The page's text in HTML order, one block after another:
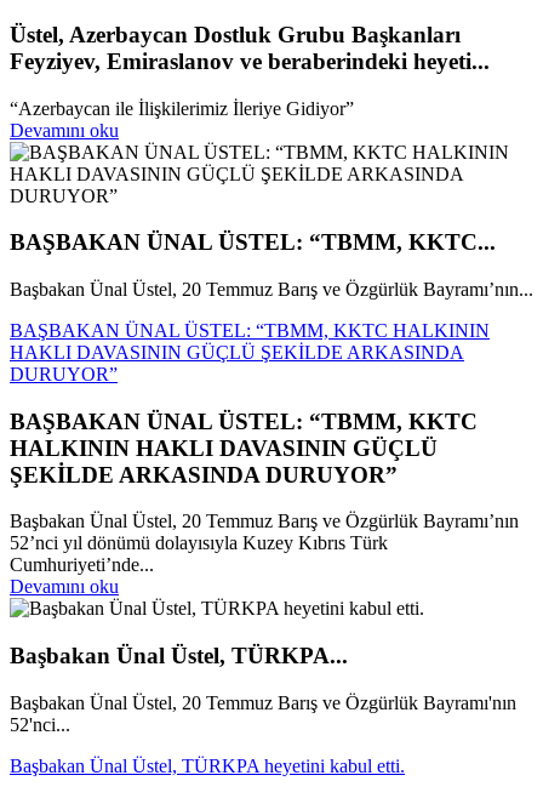
Üstel, Azerbaycan Dostluk Grubu Başkanları
Feyziyev, Emiraslanov ve beraberindeki heyeti...
“Azerbaycan ile İlişkilerimiz İleriye Gidiyor”
Devamını oku
BAŞBAKAN ÜNAL ÜSTEL: “TBMM, KKTC...
Başbakan Ünal Üstel, 20 Temmuz Barış ve Özgürlük Bayramı’nın...
BAŞBAKAN ÜNAL ÜSTEL: “TBMM, KKTC HALKININ
HAKLI DAVASININ GÜÇLÜ ŞEKİLDE ARKASINDA
DURUYOR”
BAŞBAKAN ÜNAL ÜSTEL: “TBMM, KKTC
HALKININ HAKLI DAVASININ GÜÇLÜ
ŞEKİLDE ARKASINDA DURUYOR”
Başbakan Ünal Üstel, 20 Temmuz Barış ve Özgürlük Bayramı’nın
52’nci yıl dönümü dolayısıyla Kuzey Kıbrıs Türk
Cumhuriyeti’nde...
Devamını oku
Başbakan Ünal Üstel, TÜRKPA...
Başbakan Ünal Üstel, 20 Temmuz Barış ve Özgürlük Bayramı'nın
52'nci...
Başbakan Ünal Üstel, TÜRKPA heyetini kabul etti.